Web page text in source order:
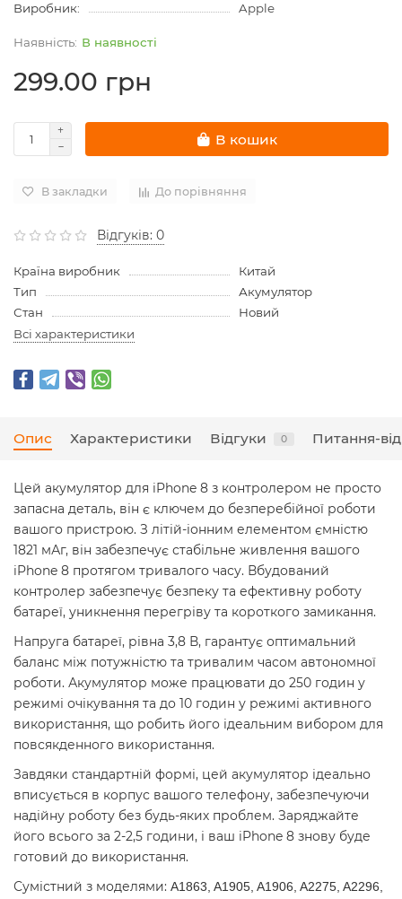
Виробник:
Apple
В наявності
299.00 грн
В кошик
В закладки До порівняння
Відгуків: 0
Країна виробник
Китай
Тип
Акумулятор
Стан
Новий
Всі характеристики
Опис Характеристики Відгуки 0 Питання-
Цей акумулятор для iPhone 8 з контролером не просто
запасна деталь, він є ключем до безперебійної роботи
вашого пристрою. З літій-іонним елементом ємністю
1821 мАг, він забезпечує стабільне живлення вашого
iPhone 8 протягом тривалого часу. Вбудований
контролер забезпечує безпеку та ефективну роботу
батареї, уникнення перегріву та короткого замикання.
Напруга батареї, рівна 3,8 В, гарантує оптимальний
баланс між потужністю та тривалим часом автономної
роботи. Акумулятор може працювати до 250 годин у
режимі очікування та до 10 годин у режимі активного
використання, що робить його ідеальним вибором для
повсякденного використання.
Завдяки стандартній формі, цей акумулятор ідеально
вписується в корпус вашого телефону, забезпечуючи
надійну роботу без будь-яких проблем. Заряджайте
його всього за 2-2,5 години, і ваш iPhone 8 знову буде
готовий до використання.
Сумістний з моделями: A1863, A1905, A1906, A2275, A2296,